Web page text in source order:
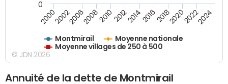
Montmirail
Moyenne nationale
Moyenne villages de 250 à 500
200020022006200820102012201420162018202020222024
0
© JDN 2026
Annuité de la dette de Montmirail